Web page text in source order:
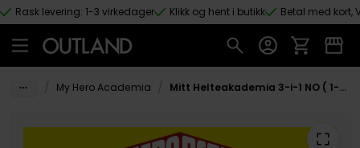
Hopp til hovedinnhold
Rask levering: 1-3 virkedager Klikk og hent i butikk Betal med kort,
My Hero Academia Mitt Helteakademia 3-i-1 NO ( 1-2-3)